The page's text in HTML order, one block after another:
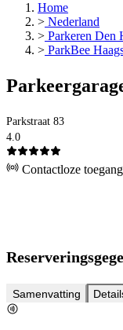
Home
> Nederland
> Parkeren Den
> ParkBee
Parkstraat 83
4.0
Contactloze toegang
Samenvatting